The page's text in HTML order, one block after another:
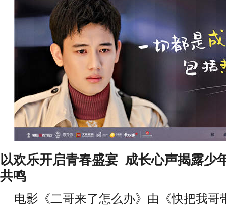
以欢乐开启青春盛宴 成长心声揭露少
共鸣
电影《二哥来了怎么办》由《快把我哥